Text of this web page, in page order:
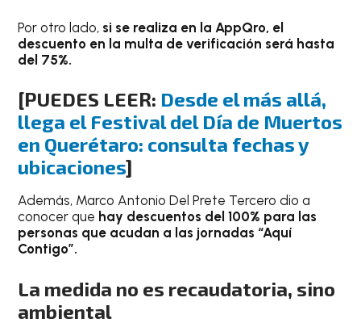
Por otro lado, si se realiza en la AppQro, el
descuento en la multa de verificación será hasta
del 75%.
[PUEDES LEER: Desde el más allá,
llega el Festival del Día de Muertos
en Querétaro: consulta fechas y
ubicaciones]
Además, Marco Antonio Del Prete Tercero dio a
conocer que hay descuentos del 100% para las
personas que acudan a las jornadas “Aquí
Contigo”.
La medida no es recaudatoria, sino
ambiental